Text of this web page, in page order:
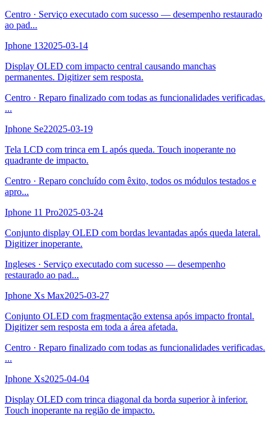
Centro · Serviço executado com sucesso — desempenho restaurado
ao pad...
Iphone 132025-03-14
Display OLED com impacto central causando manchas
permanentes. Digitizer sem resposta.
Centro · Reparo finalizado com todas as funcionalidades verificadas.
...
Iphone Se22025-03-19
Tela LCD com trinca em L após queda. Touch inoperante no
quadrante de impacto.
Centro · Reparo concluído com êxito, todos os módulos testados e
apro...
Iphone 11 Pro2025-03-24
Conjunto display OLED com bordas levantadas após queda lateral.
Digitizer inoperante.
Ingleses · Serviço executado com sucesso — desempenho
restaurado ao pad...
Iphone Xs Max2025-03-27
Conjunto OLED com fragmentação extensa após impacto frontal.
Digitizer sem resposta em toda a área afetada.
Centro · Reparo finalizado com todas as funcionalidades verificadas.
...
Iphone Xs2025-04-04
Display OLED com trinca diagonal da borda superior à inferior.
Touch inoperante na região de impacto.